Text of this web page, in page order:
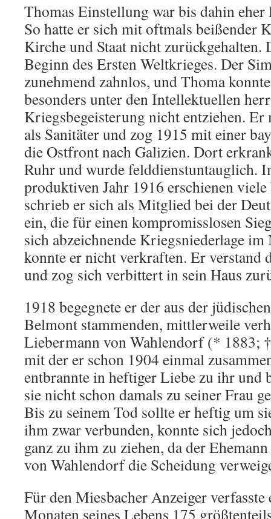
Thomas Einstellung war bis dahin eher
So hatte er sich mit oftmals beißender
Kirche und Staat nicht zurückgehalten.
Beginn des Ersten Weltkrieges. Der
zunehmend zahnlos, und Thoma
besonders unter den Intellektuellen
Kriegsbegeisterung nicht entziehen.
als Sanitäter und zog 1915 mit einer
die Ostfront nach Galizien. Dort
Ruhr und wurde felddienstuntauglich.
produktiven Jahr 1916 erschienen
schrieb er sich als Mitglied bei der
ein, die für einen kompromisslosen
sich abzeichnende Kriegsniederlage im
konnte er nicht verkraften. Er verstand
und zog sich verbittert in sein Haus
1918 begegnete er der aus der
Belmont stammenden, mittlerweile
Liebermann von Wahlendorf (* 1883;
mit der er schon 1904 einmal
entbrannte in heftiger Liebe zu ihr und
sie nicht schon damals zu seiner Frau
Bis zu seinem Tod sollte er heftig um
ihm zwar verbunden, konnte sich
ganz zu ihm zu ziehen, da der
von Wahlendorf die Scheidung
Für den Miesbacher Anzeiger
Monaten seines Lebens 175